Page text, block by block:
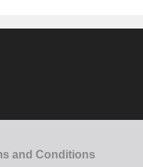
and Conditions